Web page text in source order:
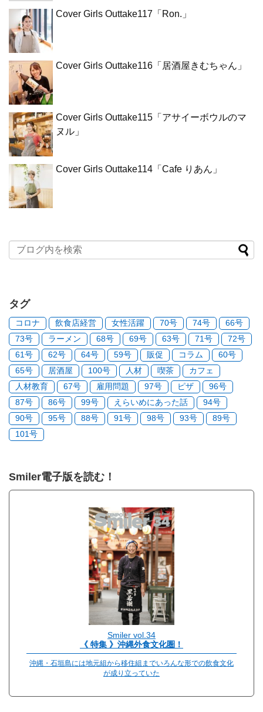
Cover Girls Outtake117「Ron.」
Cover Girls Outtake116「居酒屋きむちゃん」
Cover Girls Outtake115「アサイーボウルのマ
ヌル」
Cover Girls Outtake114「Cafe りあん」
タグ
コロナ 飲食店経営 女性活躍 70号 74号
66号
73号
ラーメン 68号 69号 63号 71号
72号
61号
62号 64号 59号 販促 コラム
60号
65号
居酒屋 100号 人材 喫茶
カフェ
人材教育
67号 雇用問題 97号 ピザ
96号
87号
86号 99号 えらいめにあった話
94号
90号
95号 88号 91号 98号 93号
89号
101号
Smiler電子版を読む！
Smiler vol.34
《 特集 》沖縄外食文化圏！
沖縄・石垣島には地元組から移住組までいろんな形での飲食文化
が成り立っていた